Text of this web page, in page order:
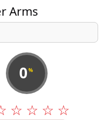
Arms
0 %
☆ ☆ ☆ ☆